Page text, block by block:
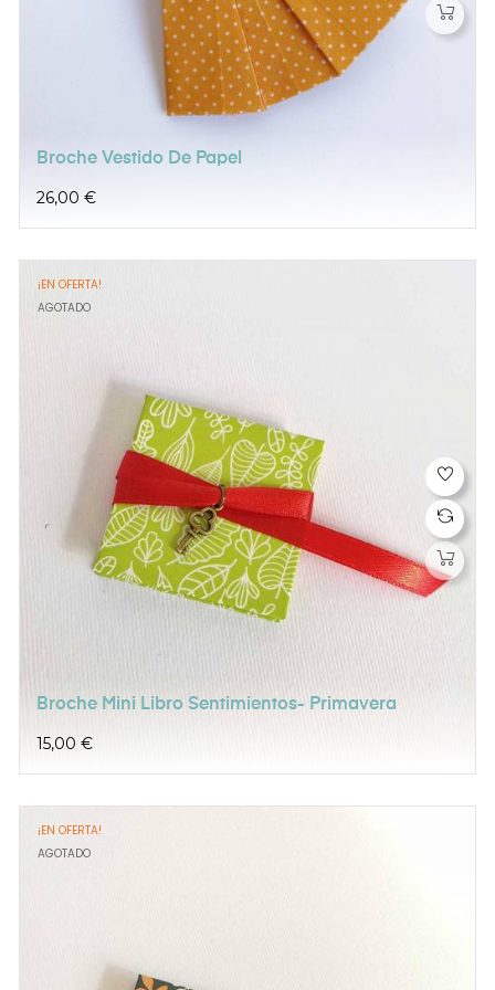
Broche Vestido De Papel
Precio
26,00 €
¡EN OFERTA!
AGOTADO
Broche Mini Libro Sentimientos- Primavera
Precio
15,00 €
¡EN OFERTA!
AGOTADO